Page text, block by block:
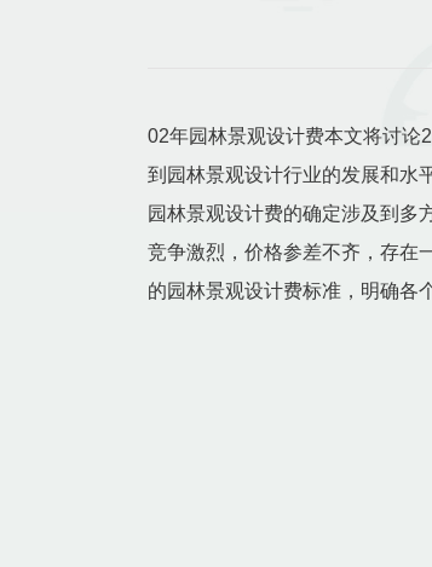
02年园林景观设计费本文将讨论
到园林景观设计行业的发展和水
园林景观设计费的确定涉及到多
竞争激烈，价格参差不齐，存在
的园林景观设计费标准，明确各